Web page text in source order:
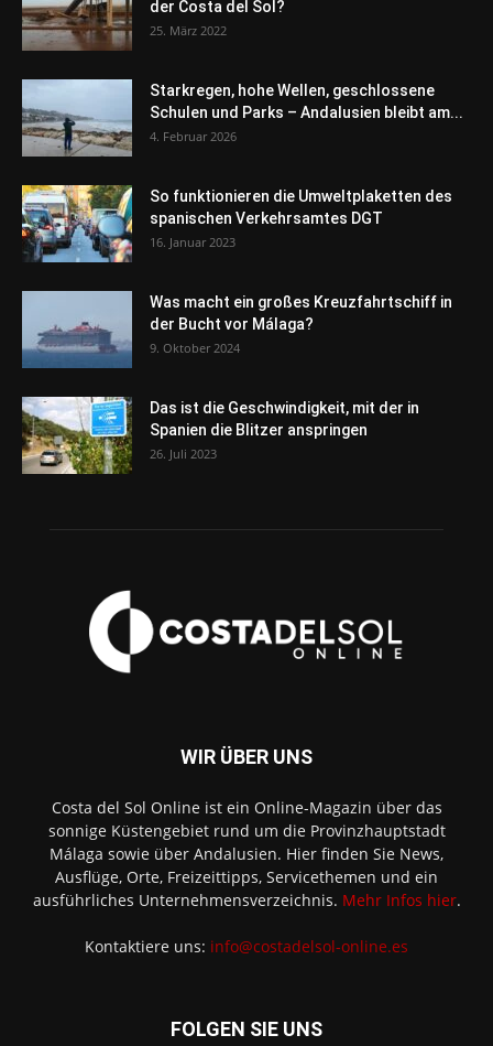
der Costa del Sol?
25. März 2022
Starkregen, hohe Wellen, geschlossene
Schulen und Parks – Andalusien bleibt am...
4. Februar 2026
So funktionieren die Umweltplaketten des
spanischen Verkehrsamtes DGT
16. Januar 2023
Was macht ein großes Kreuzfahrtschiff in
der Bucht vor Málaga?
9. Oktober 2024
Das ist die Geschwindigkeit, mit der in
Spanien die Blitzer anspringen
26. Juli 2023
WIR ÜBER UNS
Costa del Sol Online ist ein Online-Magazin über das
sonnige Küstengebiet rund um die Provinzhauptstadt
Málaga sowie über Andalusien. Hier finden Sie News,
Ausflüge, Orte, Freizeittipps, Servicethemen und ein
ausführliches Unternehmensverzeichnis. Mehr Infos hier.
Kontaktiere uns: info@costadelsol-online.es
FOLGEN SIE UNS